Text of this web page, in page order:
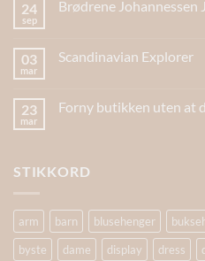
24
sep
Brødrene Johannessen
03
mar
Scandinavian Explorer
23
mar
Forny butikken uten at
STIKKORD
arm barn blusehenger
byste
dame display dress